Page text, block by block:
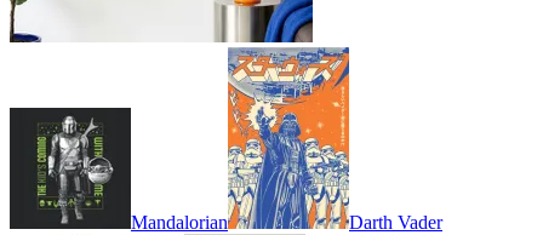
Mandalorian Darth Vader